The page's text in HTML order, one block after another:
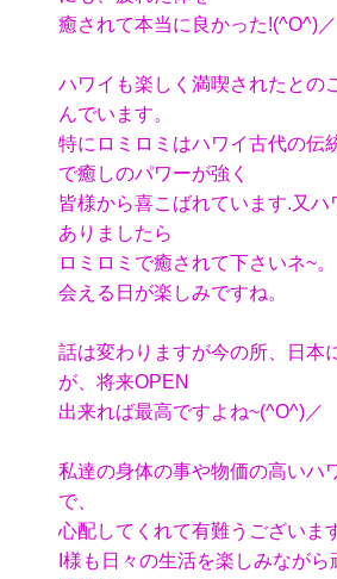
癒されて本当に良かった!(^O^)／
ハワイも楽しく満喫されたとの
んでいます。
特にロミロミはハワイ古代の伝
で癒しのパワーが強く
皆様から喜こばれています.又
ありましたら
ロミロミで癒されて下さいネ~。
会える日が楽しみですね。
話は変わりますが今の所、日本
が、将来OPEN
出来れば最高ですよね~(^O^)／
私達の身体の事や物価の高いハ
で、
心配してくれて有難うございま
I様も日々の生活を楽しみなが